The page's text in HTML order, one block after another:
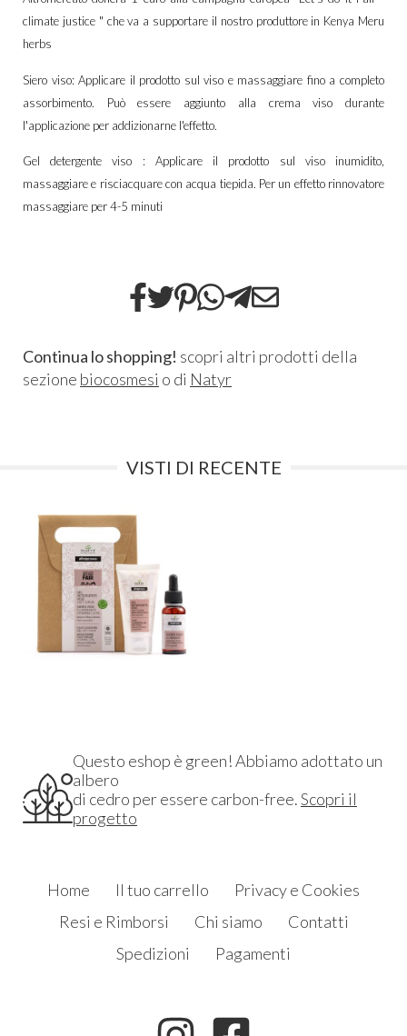
climate justice " che va a supportare il nostro produttore in Kenya Meru
herbs
Siero viso: Applicare il prodotto sul viso e massaggiare fino a completo
assorbimento. Può essere aggiunto alla crema viso durante
l'applicazione per addizionarne l'effetto.
Gel detergente viso : Applicare il prodotto sul viso inumidito,
massaggiare e risciacquare con acqua tiepida. Per un effetto rinnovatore
massaggiare per 4-5 minuti
Continua lo shopping! scopri altri prodotti della
sezione biocosmesi o di Natyr
VISTI DI RECENTE
Questo eshop è green! Abbiamo adottato un
albero
di cedro per essere carbon-free.Scopri il
progetto
Home Il tuo carrello
Privacy e Cookies
Resi e Rimborsi
Chi siamo
Contatti
Spedizioni
Pagamenti